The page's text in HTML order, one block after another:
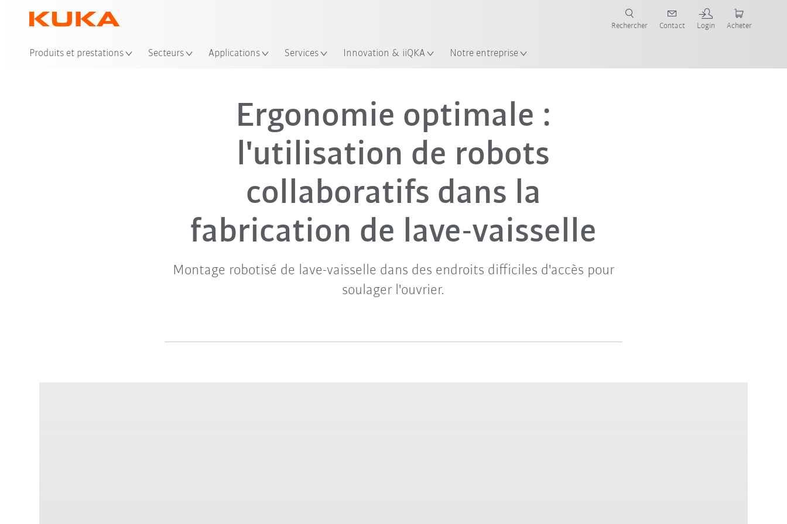
Produits et prestations Secteurs Applications Services Innovation & iiQKA Notre entreprise
Rechercher Contact Login Acheter
Vidéo
Ergonomie optimale :
l'utilisation de robots
collaboratifs dans la
fabrication de lave-vaisselle
Montage robotisé de lave-vaisselle dans des endroits difficiles d'accès pour
soulager l'ouvrier.